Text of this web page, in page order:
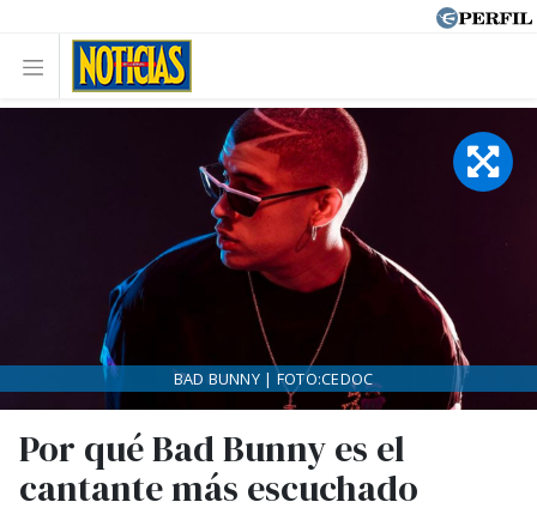
Por qué Bad Bunny es el
cantante más escuchado
BAD BUNNY | FOTO:CEDOC